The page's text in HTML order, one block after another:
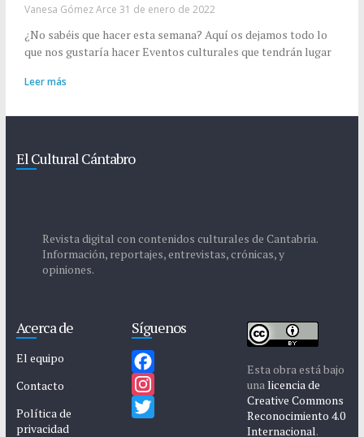
Vanesa Gómez Arce 31 de enero de 2022
¿No sabéis que hacer esta semana? Aquí os dejamos todo lo
que nos gustaría hacer Eventos culturales que tendrán lugar
Leer más
El Cultural Cántabro
Revista digital con contenidos culturales de Cantabria.
Información, reportajes, entrevistas, crónicas, y
opiniones.
Acerca de
El equipo
Contacto
Política de
privacidad
Síguenos
F
a
I
Esta obra está bajo
unalicencia de
Creative Commons
Reconocimiento 4.0
Internacional.